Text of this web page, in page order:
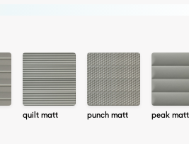
quilt matt punch matt peak matt